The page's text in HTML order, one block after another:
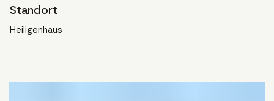
Standort
Heiligenhaus